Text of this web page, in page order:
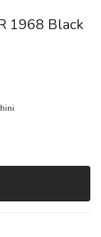
1968 Black